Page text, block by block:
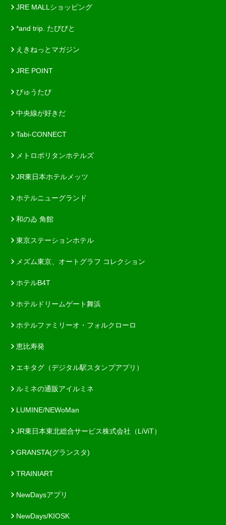
JRE MALLショッピング
*and trip. たびびと
えきねっとマガジン
JRE POINT
びゅうたび
中央線が好きだ
Tabi-CONNECT
メトロポリタンホテルズ
JR東日本ホテルメッツ
ホテルニューグランド
和のゐ 角館
東京ステーションホテル
メズム東京、オートグラフ コレクション
ホテルB4T
ホテルドリームゲート舞浜
ホテルファミリーオ・フォルクローロ
恵比寿発
エキタグ（デジタル駅スタンプアプリ）
ルミネの通販アイルミネ
LUMINE/NEWoMan
JR東日本東北総合サービス株式会社（LiViT）
GRANSTA(グランスタ)
TRAINIART
NewDaysアプリ
NewDays/KIOSK